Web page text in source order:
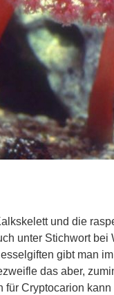
und die
unter Stichwort
gibt man
das aber,
Cryptocarion